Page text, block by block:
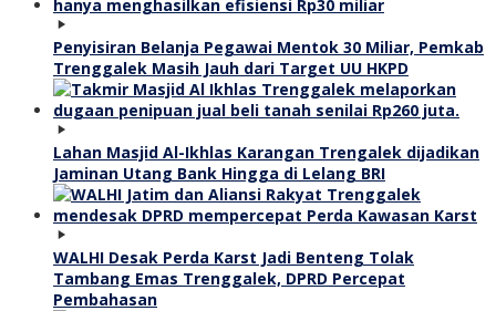
Penyisiran Belanja Pegawai Mentok 30 Miliar, Pemkab
Trenggalek Masih Jauh dari Target UU HKPD
Lahan Masjid Al-Ikhlas Karangan Trengalek dijadikan
Jaminan Utang Bank Hingga di Lelang BRI
WALHI Desak Perda Karst Jadi Benteng Tolak
Tambang Emas Trenggalek, DPRD Percepat
Pembahasan